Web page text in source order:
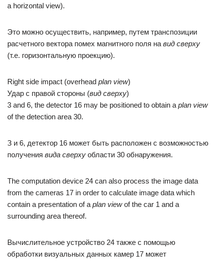
a horizontal view).
Это можно осуществить, например, путем транспозиции
расчетного вектора помех магнитного поля на вид сверху
(т.е. горизонтальную проекцию).
Right side impact (overhead plan view)
Удар с правой стороны (вид сверху)
3 and 6, the detector 16 may be positioned to obtain a plan view
of the detection area 30.
З и 6, детектор 16 может быть расположен с возможностью
получения вида сверху области 30 обнаружения.
The computation device 24 can also process the image data
from the cameras 17 in order to calculate image data which
contain a presentation of a plan viewof the car 1 and a
surrounding area thereof.
Вычислительное устройство 24 также с помощью
обработки визуальных данных камер 17 может